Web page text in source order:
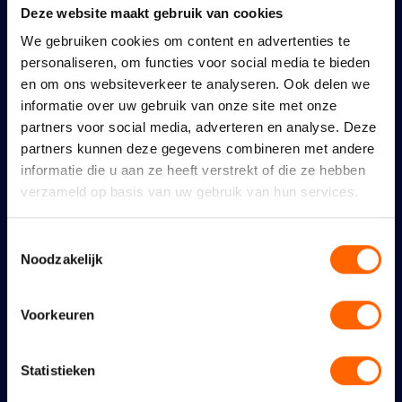
Deze website maakt gebruik van cookies
We gebruiken cookies om content en advertenties te
personaliseren, om functies voor social media te bieden
en om ons websiteverkeer te analyseren. Ook delen we
informatie over uw gebruik van onze site met onze
partners voor social media, adverteren en analyse. Deze
partners kunnen deze gegevens combineren met andere
informatie die u aan ze heeft verstrekt of die ze hebben
verzameld op basis van uw gebruik van hun services.
Noodzakelijk
Voorkeuren
Statistieken
Nijmeegse VVD: links
coalitieakkoord maakt
Nijmegen nog duurder,
maar niet bereikbaar,
Nijmegen vraagt om meer
en zichtbaar onderhoud